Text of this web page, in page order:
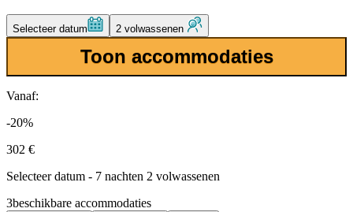
Selecteer datum 2 volwassenen
Toon accommodaties
Vanaf:
-20%
302 €
Selecteer datum - 7 nachten 2 volwassenen
3beschikbare accommodaties